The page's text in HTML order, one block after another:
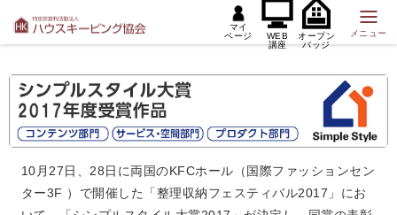
マイ
ページ
WEB
講座
オープン
バッジ
メニュー
10月27日、28日に両国のKFCホール（国際ファッションセン
ター3F ）で開催した「整理収納フェスティバル2017」にお